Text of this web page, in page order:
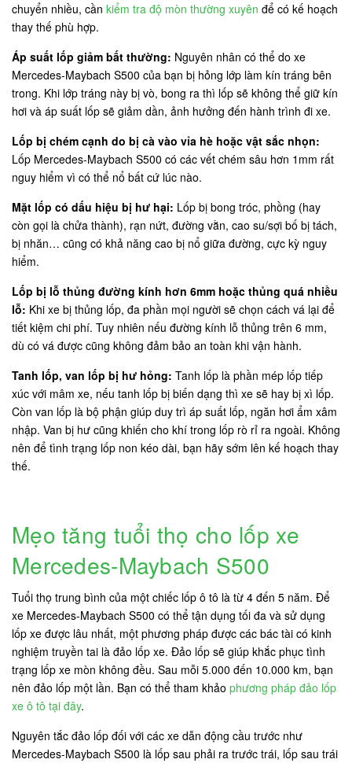
chuyển nhiều, cần kiểm tra độ mòn thường xuyên để có kế hoạch
thay thế phù hợp.
Áp suất lốp giảm bất thường: Nguyên nhân có thể do xe
Mercedes-Maybach S500 của bạn bị hỏng lớp làm kín tráng bên
trong. Khi lớp tráng này bị vò, bong ra thì lốp sẽ không thể giữ kín
hơi và áp suất lốp sẽ giảm dần, ảnh hưởng đến hành trình đi xe.
Lốp bị chém cạnh do bị cà vào vỉa hè hoặc vật sắc nhọn:
Lốp Mercedes-Maybach S500 có các vết chém sâu hơn 1mm rất
nguy hiểm vì có thể nổ bất cứ lúc nào.
Mặt lốp có dấu hiệu bị hư hại: Lốp bị bong tróc, phồng (hay
còn gọi là chửa thành), rạn nứt, đường vằn, cao su/sợi bố bị tách,
bị nhăn… cũng có khả năng cao bị nổ giữa đường, cực kỳ nguy
hiểm.
Lốp bị lỗ thủng đường kính hơn 6mm hoặc thủng quá nhiều
lỗ: Khi xe bị thủng lốp, đa phần mọi người sẽ chọn cách vá lại để
tiết kiệm chi phí. Tuy nhiên nếu đường kính lỗ thủng trên 6 mm,
dù có vá được cũng không đảm bảo an toàn khi vận hành.
Tanh lốp, van lốp bị hư hỏng: Tanh lốp là phần mép lốp tiếp
xúc với mâm xe, nếu tanh lốp bị biến dạng thì xe sẽ hay bị xì lốp.
Còn van lốp là bộ phận giúp duy trì áp suất lốp, ngăn hơi ẩm xâm
nhập. Van bị hư cũng khiến cho khí trong lốp rò rỉ ra ngoài. Không
nên để tình trạng lốp non kéo dài, bạn hãy sớm lên kế hoạch thay
thế.
Mẹo tăng tuổi thọ cho lốp xe
Mercedes-Maybach S500
Tuổi thọ trung bình của một chiếc lốp ô tô là từ 4 đến 5 năm. Để
xe Mercedes-Maybach S500 có thể tận dụng tối đa và sử dụng
lốp xe được lâu nhất, một phương pháp được các bác tài có kinh
nghiệm truyền tai là đảo lốp xe. Đảo lốp sẽ giúp khắc phục tình
trạng lốp xe mòn không đều. Sau mỗi 5.000 đến 10.000 km, bạn
nên đảo lốp một lần. Bạn có thể tham khảo phương pháp đảo lốp
xe ô tô tại đây.
Nguyên tắc đảo lốp đối với các xe dẫn động cầu trước như
Mercedes-Maybach S500 là lốp sau phải ra trước trái, lốp sau trái